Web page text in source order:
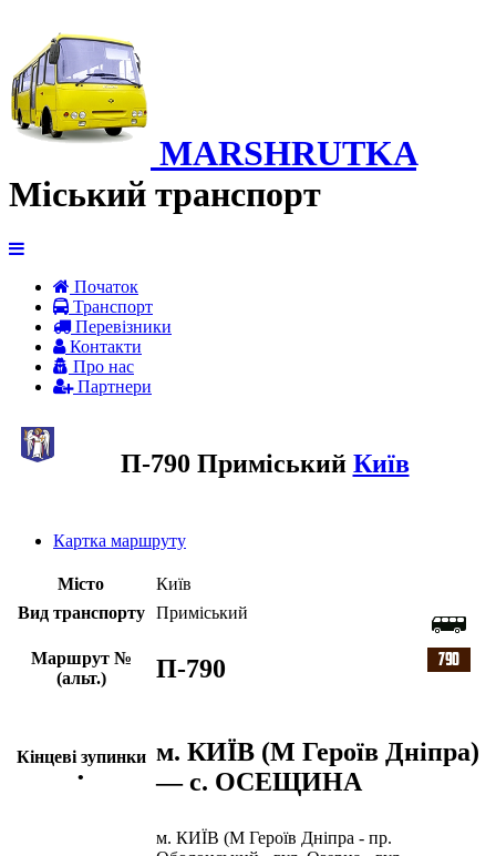
MARSHRUTKA
Міський транспорт
Початок
Транспорт
Перевiзники
Контакти
Про нас
Партнери
П-790 Приміський Київ
Картка маршруту
Місто
Київ
Вид транспорту
Приміський
Маршрут №
(альт.)
П-790
Кінцеві зупинки
•
м. КИЇВ (М Героїв Дніпра)
— с. ОСЕЩИНА
м. КИЇВ (М Героїв Дніпра - пр.